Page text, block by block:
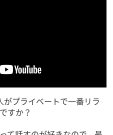
プライベートで一番リラ
すか？